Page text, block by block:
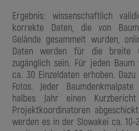
Ergebnis: wissenschaftlich
korrekte Daten, die von
Gelände gesammelt wurden,
Daten werden für die breite
zugänglich sein. Für jeden Baum
ca. 30 Einzeldaten erhoben.
Fotos. Jeder
halbes Jahr einen
Projektkoordinatoren
werden es in der Slowakei ca. 10-